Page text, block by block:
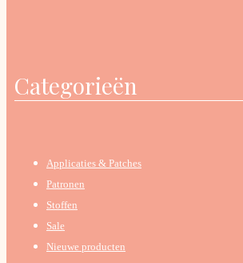
Categorieën
Applicaties & Patches
Patronen
Stoffen
Sale
Nieuwe producten